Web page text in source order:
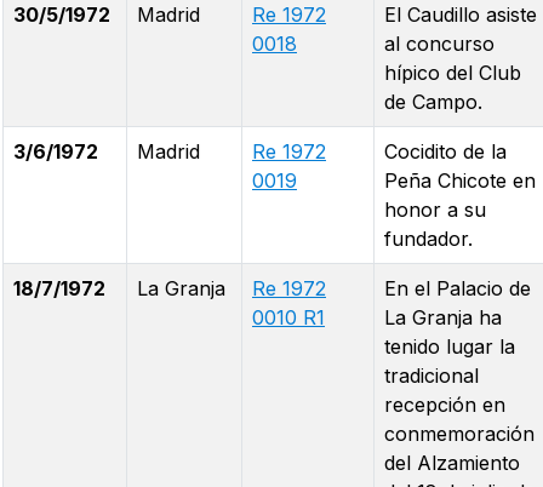
30/5/1972 Madrid
Re 1972
0018
El Caudillo asiste
al concurso
hípico del Club
de Campo.
3/6/1972 Madrid
Re 1972
0019
Cocidito de la
Peña Chicote en
honor a su
fundador.
18/7/1972 La Granja
Re 1972
0010 R1
En el Palacio de
La Granja ha
tenido lugar la
tradicional
recepción en
conmemoración
del Alzamiento